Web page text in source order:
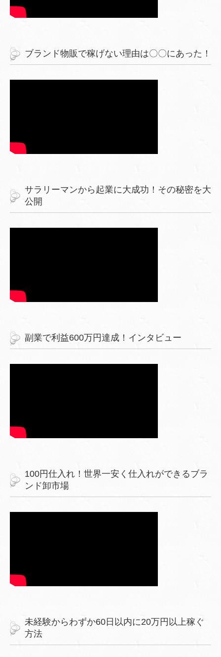
ブランド物販で稼げない理由は〇〇にあった！
サラリーマンから起業に大成功！その秘密を大
公開
副業で利益600万円達成！インタビュー
100円仕入れ！世界一安く仕入れができるブラ
ンド卸市場
未経験からわずか60日以内に20万円以上稼ぐ
方法